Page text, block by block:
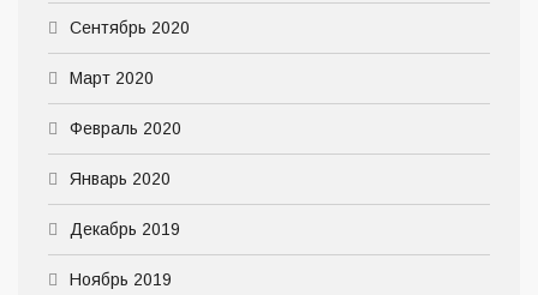
Сентябрь 2020
Март 2020
Февраль 2020
Январь 2020
Декабрь 2019
Ноябрь 2019